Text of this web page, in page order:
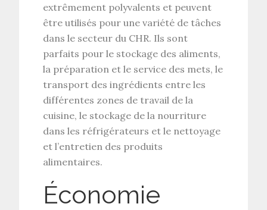
extrêmement polyvalents et peuvent
être utilisés pour une variété de tâches
dans le secteur du CHR. Ils sont
parfaits pour le stockage des aliments,
la préparation et le service des mets, le
transport des ingrédients entre les
différentes zones de travail de la
cuisine, le stockage de la nourriture
dans les réfrigérateurs et le nettoyage
et l’entretien des produits
alimentaires.
Économie